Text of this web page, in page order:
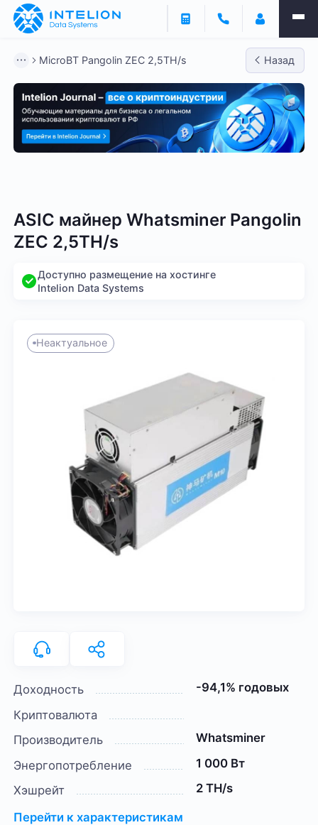
MicroBT Pangolin ZEC 2,5TH/s Назад
ASIC майнер Whatsminer Pangolin
ZEC 2,5TH/s
Доступно размещение на хостинге
Intelion Data Systems
Неактуальное
Доходность
-94,1% годовых
Криптовалюта
Производитель
Whatsminer
Энергопотребление
1 000 Вт
Хэшрейт
2 TH/s
Перейти к характеристикам